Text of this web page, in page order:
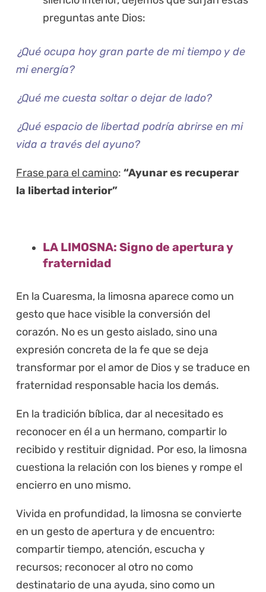
preguntas ante Dios:
¿Qué ocupa hoy gran parte de mi tiempo y de
mi energía?
¿Qué me cuesta soltar o dejar de lado?
¿Qué espacio de libertad podría abrirse en mi
vida a través del ayuno?
Frase para el camino: “Ayunar es recuperar
la libertad interior”
LA LIMOSNA: Signo de apertura y
fraternidad
En la Cuaresma, la limosna aparece como un
gesto que hace visible la conversión del
corazón. No es un gesto aislado, sino una
expresión concreta de la fe que se deja
transformar por el amor de Dios y se traduce en
fraternidad responsable hacia los demás.
En la tradición bíblica, dar al necesitado es
reconocer en él a un hermano, compartir lo
recibido y restituir dignidad. Por eso, la limosna
cuestiona la relación con los bienes y rompe el
encierro en uno mismo.
Vivida en profundidad, la limosna se convierte
en un gesto de apertura y de encuentro:
compartir tiempo, atención, escucha y
recursos; reconocer al otro no como
destinatario de una ayuda, sino como un